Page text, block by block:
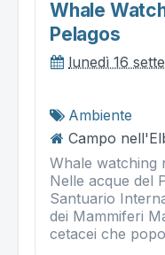
Whale
Pelagos
lunedì 16
Ambiente
Campo
Whale watching
Nelle acque del
Santuario
dei Mammiferi
cetacei che